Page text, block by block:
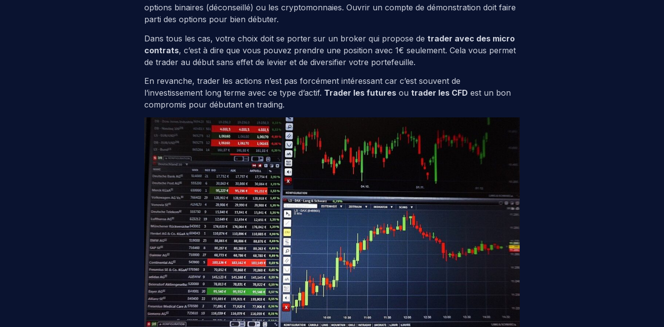
options binaires (déconseillé) ou les cryptomonnaies. Ouvrir un compte de démonstration doit faire
parti des options pour bien débuter.
Dans tous les cas, votre choix doit se porter sur un broker qui propose de trader avec des micro
contrats, c’est à dire que vous pouvez prendre une position avec 1€ seulement. Cela vous permet
de trader au début sans effet de levier et de diversifier votre portefeuille.
En revanche, trader les actions n’est pas forcément intéressant car c’est souvent de
l’investissement long terme avec ce type d’actif. Trader les futures ou trader les CFD est un bon
compromis pour débutant en trading.